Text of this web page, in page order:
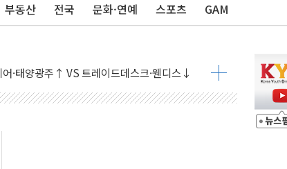
부동산 전국 문화·연예 스포츠 GAM
끝까지 찾겠다"
집중 완화 전환점"